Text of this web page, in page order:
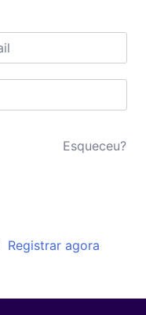
Esqueceu?
Registrar agora